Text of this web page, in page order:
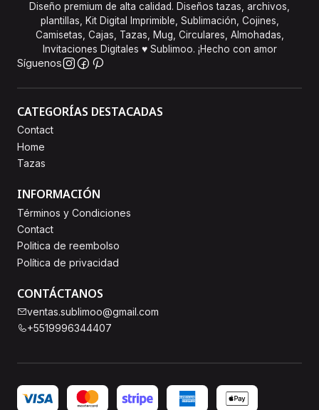
Diseño premium de alta calidad. Diseños tazas, archivos,
plantillas, Kit Digital Imprimible, Sublimación, Cojines,
Camisetas, Cajas, Tazas, Mug, Circulares, Almohadas,
Invitaciones Digitales ♥ Sublimoo. ¡Hecho con amor
Síguenos
CATEGORÍAS DESTACADAS
Contact
Home
Tazas
INFORMACIÓN
Términos y Condiciones
Contact
Politica de reembolso
Política de privacidad
CONTÁCTANOS
ventas.sublimoo@gmail.com
+5519996344407